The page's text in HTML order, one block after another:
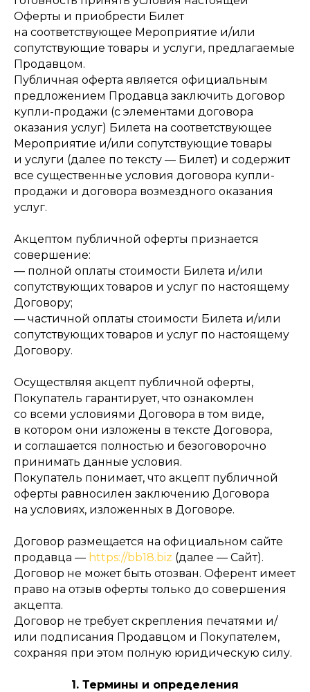
Оферты и приобрести Билет
на соответствующее Мероприятие и/или
сопутствующие товары и услуги, предлагаемые
Продавцом.
Публичная оферта является официальным
предложением Продавца заключить договор
купли-продажи (с элементами договора
оказания услуг) Билета на соответствующее
Мероприятие и/или сопутствующие товары
и услуги (далее по тексту — Билет) и содержит
все существенные условия договора купли-
продажи и договора возмездного оказания
услуг.
Акцептом публичной оферты признается
совершение:
— полной оплаты стоимости Билета и/или
сопутствующих товаров и услуг по настоящему
Договору;
— частичной оплаты стоимости Билета и/или
сопутствующих товаров и услуг по настоящему
Договору.
Осуществляя акцепт публичной оферты,
Покупатель гарантирует, что ознакомлен
со всеми условиями Договора в том виде,
в котором они изложены в тексте Договора,
и соглашается полностью и безоговорочно
принимать данные условия.
Покупатель понимает, что акцепт публичной
оферты равносилен заключению Договора
на условиях, изложенных в Договоре.
Договор размещается на официальном сайте
продавца — https://bb18.biz (далее — Сайт).
Договор не может быть отозван. Оферент имеет
право на отзыв оферты только до совершения
акцепта.
Договор не требует скрепления печатями и/
или подписания Продавцом и Покупателем,
сохраняя при этом полную юридическую силу.
1. Термины и определения